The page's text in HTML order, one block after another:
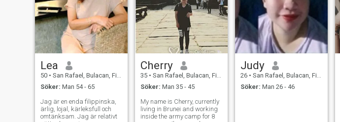
Lea
50 • San Rafael, Bulacan, Filippinerna
Söker: Man 54 - 65
Jag är en enda filippinska,
ärlig, lojal, kärleksfull och
omtänksam. Jag är relativt
Cherry
35 • San Rafael, Bulacan, Filippinerna
Söker: Man 35 - 45
My name is Cherry, currently
living in Brunei and working
inside the army camp for 8
Judy
26 • San Rafael, Bulacan, Filippinerna
Söker: Man 26 - 46